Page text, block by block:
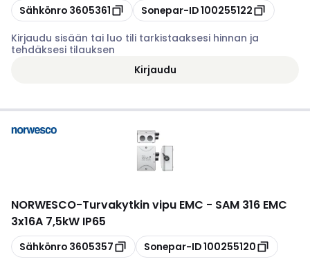
Kopioi
Sähkönro 3605361 Kopioi
Sonepar-ID100255122
Kirjaudu sisään tai luo tili tarkistaaksesi hinnan ja
tehdäksesi tilauksen
Kirjaudu
NORWESCO-Turvakytkin vipu EMC - SAM 316 EMC
3x16A 7,5kW IP65
Kopioi
Sähkönro 3605357 Kopioi
Sonepar-ID100255120